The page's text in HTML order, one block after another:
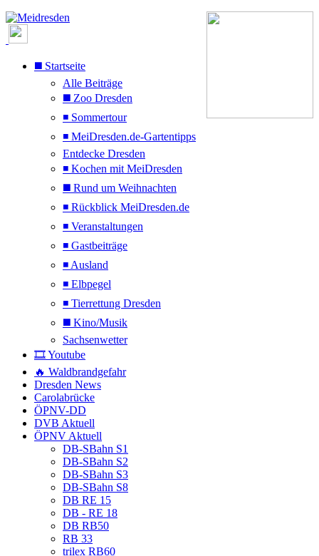
◼️ Startseite
Alle Beiträge
◼️ Zoo Dresden
◾ Sommertour
◾ MeiDresden.de-Gartentipps
Entdecke Dresden
◾ Kochen mit MeiDresden
◼️ Rund um Weihnachten
◾ Rückblick MeiDresden.de
◾ Veranstaltungen
◾ Gastbeiträge
◾ Ausland
◾ Elbpegel
◾ Tierrettung Dresden
◼️ Kino/Musik
Sachsenwetter
🎞️ Youtube
🔥 Waldbrandgefahr
Dresden News
Carolabrücke
ÖPNV-DD
DVB Aktuell
ÖPNV Aktuell
DB-SBahn S1
DB-SBahn S2
DB-SBahn S3
DB-SBahn S8
DB RE 15
DB - RE 18
DB RB50
RB 33
trilex RB60